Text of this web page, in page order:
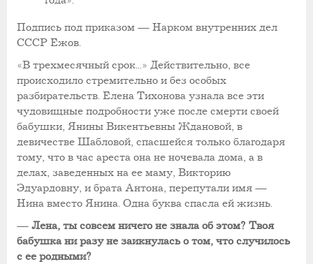
Подпись под приказом — Нарком внутренних дел
СССР Ежов.
«В трехмесячный срок...» Действительно, все
происходило стремительно и без особых
разбирательств. Елена Тихонова узнала все эти
чудовищные подробности уже после смерти своей
бабушки, Янины Викентьевны Ждановой, в
девичестве Шабловой, спасшейся только благодаря
тому, что в час ареста она не ночевала дома, а в
делах, заведенных на ее маму, Викторию
Эдуардовну, и брата Антона, перепутали имя —
Нина вместо Янина. Одна буква спасла ей жизнь.
— Лена, ты совсем ничего не знала об этом? Твоя
бабушка ни разу не заикнулась о том, что случилось
с ее родными?